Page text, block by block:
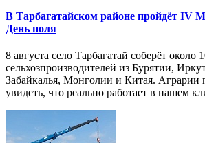
В Тарбагатайском районе пройдёт IV
День поля
8 августа село Тарбагатай соберёт около
сельхозпроизводителей из Бурятии,
Забайкалья, Монголии и Китая. Аграрии
увидеть, что реально работает в нашем